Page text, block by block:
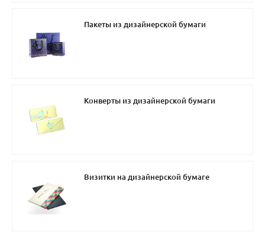
Пакеты из дизайнерской бумаги
Конверты из дизайнерской бумаги
Визитки на дизайнерской бумаге